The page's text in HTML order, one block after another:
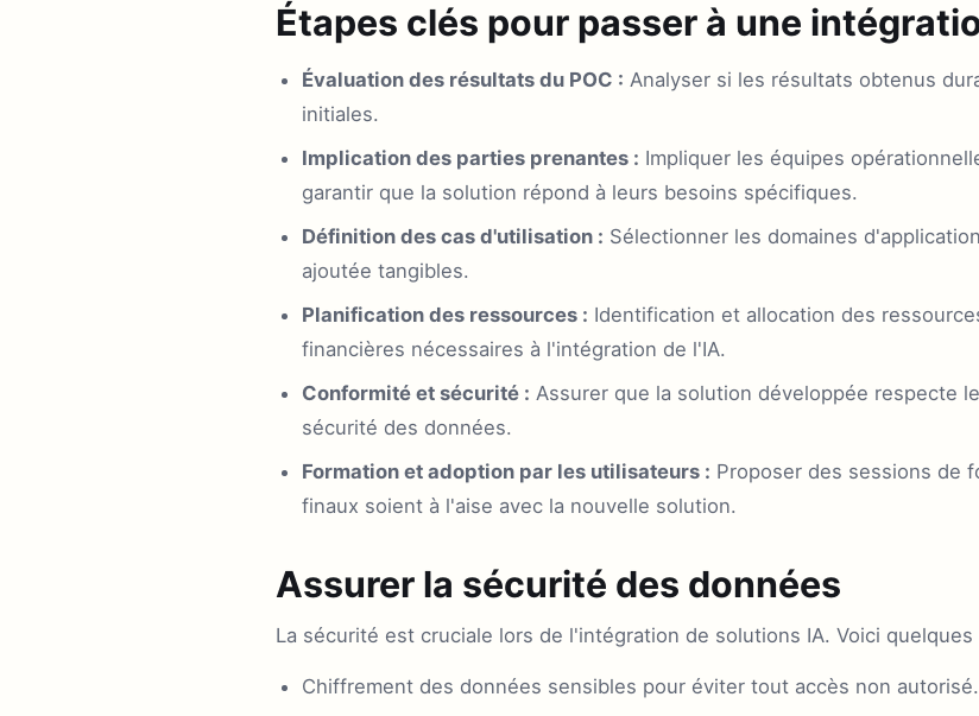
Étapes clés pour passer à une
Évaluation des résultats du POC : Analyser si les résultats obtenus
initiales.
Implication des parties prenantes : Impliquer les équipes
garantir que la solution répond à leurs besoins spécifiques.
Définition des cas d'utilisation : Sélectionner les domaines
ajoutée tangibles.
Planification des ressources : Identification et allocation des
financières nécessaires à l'intégration de l'IA.
Conformité et sécurité : Assurer que la solution développée respecte
sécurité des données.
Formation et adoption par les utilisateurs : Proposer des sessions de
finaux soient à l'aise avec la nouvelle solution.
Assurer la sécurité des données
La sécurité est cruciale lors de l'intégration de solutions IA. Voici
Chiffrement des données sensibles pour éviter tout accès non autorisé.